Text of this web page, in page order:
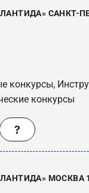
САНКТ-
конкурсы,
конкурсы
МОСКВА